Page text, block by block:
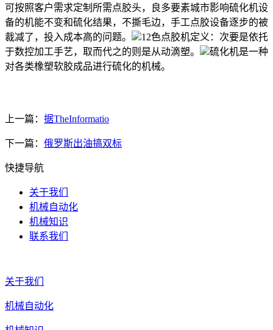
可按照客户需求定制所需点胶头，良多要素城市影响硫化机设
备的机能不变和硫化结果，不撕毛边，手工点胶设备逐步的被
裁减了，投入成本高的问题。
12色点胶机定义：次要是依托
于数控加工手艺，取而代之的则是从动滴塑。
硫化机是一种
对各类橡塑软胶成品进行硫化的机械。
上一篇： 据TheInformatio
下一篇： 俄罗斯出油搞双标
快捷导航
关于我们
机械自动化
机械知识
联系我们
关于我们
机械自动化